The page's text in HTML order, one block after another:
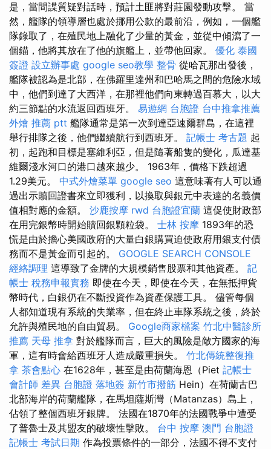
是，當間諜質疑對話時，預計土匪將對莊園發動攻擊。 當
然，艦隊的領導層也處於挪用公款的最前沿，例如，一個艦
隊錄取了，在殖民地上融化了少量的黃金，並從中傾瀉了一
個錨，他將其放在了他的旗艦上，並帶他回家。 優化 泰國
簽證 設立辦事處 google seo教學 整骨 從哈瓦那出發後，
艦隊被認為是北部，在佛羅里達州和巴哈馬之間的危險水域
中，他們到達了大西洋，在那裡他們向東轉過百慕大，以大
約三節點的水流返回西班牙。 易遊網 台胞證 台中推拿推薦
外燴 推薦 ptt 艦隊通常是第一次到達亞速爾群島，在這裡
舉行排隊之後，他們繼續航行到西班牙。 記帳士 考古題 起
初，起跑和目標是塞維利亞，但是隨著船隻的變化，瓜達基
維爾淺水河口的港口越來越少。 1963年，價格下跌超過
1.29美元。 中式外燴菜單 google seo 這意味著有人可以通
過出示贖回證書來立即獲利，以換取與銀元中表達的名義價
值相對應的金額。 沙鹿按摩 rwd 台胞證宜蘭 這促使財政部
在用完銀幣時開始贖回銀顆粒袋。 士林 按摩 1893年的恐
慌是由於擔心美國政府的大量白銀購買迫使政府用銀支付債
務而不是黃金而引起的。 GOOGLE SEARCH CONSOLE
經絡調理 這導致了金牌的大規模銷售股票和其他資產。 記
帳士 稅務申報實務 即使在今天，即使在今天，在無抵押貨
幣時代，白銀仍在不斷投資作為資產保護工具。 儘管每個
人都知道現有系統的失業率，但在終止車隊系統之後，終於
允許與殖民地的自由貿易。 Google商家檔案 竹北中醫診所
推薦 天母 推拿 對於艦隊而言，巨大的風險是敵方國家的海
軍，這有時會給西班牙人造成嚴重損失。 竹北傳統整復推
拿 茶會點心 在1628年，甚至是由荷蘭海恩（Piet 記帳士
會計師 差異 台胞證 落地簽 新竹市撥筋 Hein）在荷蘭古巴
北部海岸的荷蘭艦隊，在馬坦薩斯灣（Matanzas）島上，
佔領了整個西班牙銀牌。 法國在1870年的法國戰爭中遭受
了普魯士及其盟友的破壞性擊敗。 台中 按摩 澳門 台胞證
記帳士 考試日期 作為投票條件的一部分，法國不得不支付